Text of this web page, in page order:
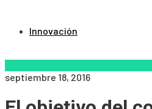
Innovación
septiembre 18, 2016